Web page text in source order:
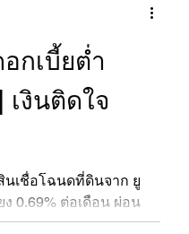
กเบี้ยต่ำ
เงินติดใจ
เชื่อโฉนดที่ดินจาก ยู
0.69% ต่อเดือน ผ่อน
ติง่าย ได้เงินไว ถูก